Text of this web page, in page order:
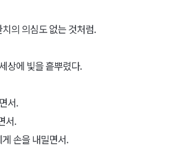
의 의심도 없는 것처럼.
상에 빛을 흩뿌렸다.
서.
서.
손을 내밀면서.